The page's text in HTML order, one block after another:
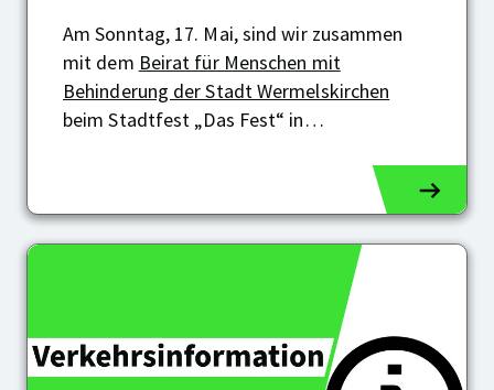
Am Sonntag, 17. Mai, sind wir zusammen
mit dem Beirat für Menschen mit
Behinderung der Stadt Wermelskirchen
beim Stadtfest „Das Fest“ in…
den
Bus:
Kostenfreies
Mobilitätstraining
bei